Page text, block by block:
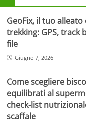
GeoFix, il tuo
trekking: GPS, track
file
Giugno 7, 2026
Come scegliere
equilibrati al
check-list
scaffale